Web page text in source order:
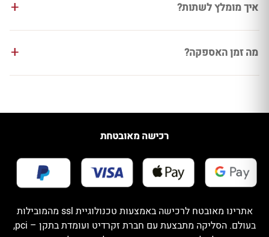
איך מומלץ לשתות?
מה זמן האספקה?
רכישה מאובטחת
אתרינו מאובטח לרכישה באמצעות טכנולוגיית ssl מהמובילות
בעולם. הסליקה מתבצעת עם חברת זקרדיט ועומדת בתקן – pci,